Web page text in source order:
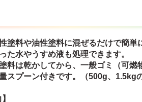
塗料や油性塗料に混ぜるだけで簡単
た水やうすめ液も処理できます。
料は乾かしてから、一般ゴミ（可燃
スプーン付きです。（500g、1.5kg